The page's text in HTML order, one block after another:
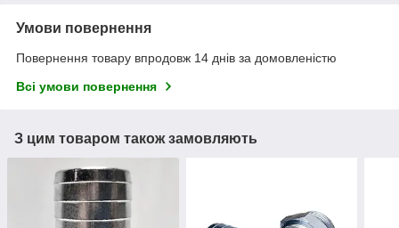
Умови повернення
Повернення товару впродовж 14 днів за домовленістю
Всі умови повернення
З цим товаром також замовляють